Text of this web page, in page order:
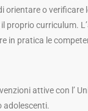
orientare o verificare
proprio curriculum.
in pratica le
attive con l’
adolescenti.